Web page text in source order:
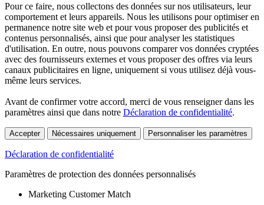
Pour ce faire, nous collectons des données sur nos utilisateurs, leur
comportement et leurs appareils. Nous les utilisons pour optimiser en
permanence notre site web et pour vous proposer des publicités et
contenus personnalisés, ainsi que pour analyser les statistiques
d'utilisation. En outre, nous pouvons comparer vos données cryptées
avec des fournisseurs externes et vous proposer des offres via leurs
canaux publicitaires en ligne, uniquement si vous utilisez déjà vous-
même leurs services.
Avant de confirmer votre accord, merci de vous renseigner dans les
paramètres ainsi que dans notre Déclaration de confidentialité.
Accepter Nécessaires uniquement Personnaliser les paramètres
Déclaration de confidentialité
Paramètres de protection des données personnalisés
Marketing Customer Match